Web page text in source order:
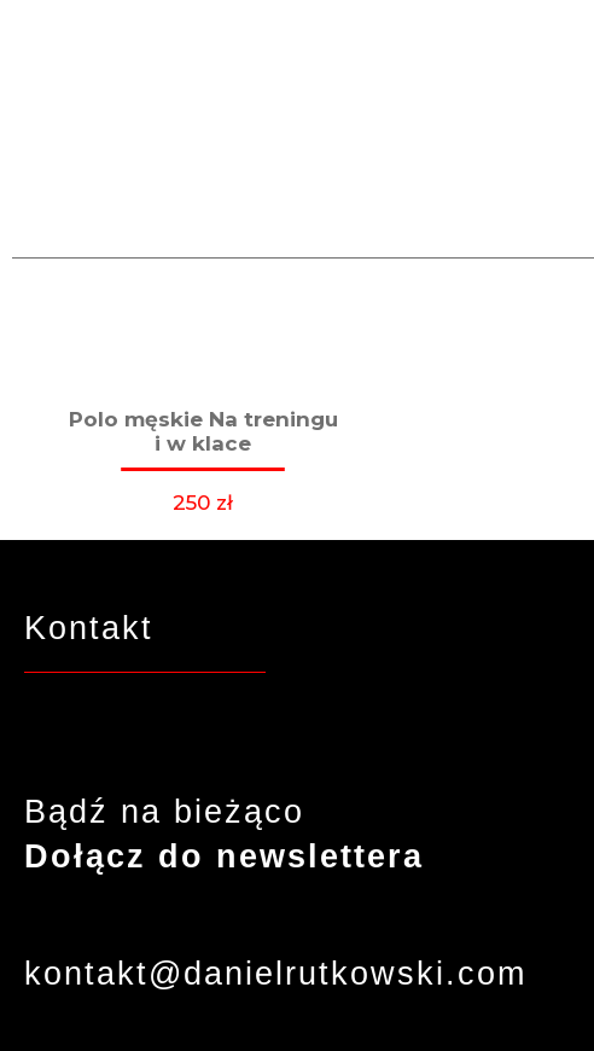
Polo męskie Na treningu
i w klace
250 zł
Kontakt
Bądź na bieżąco
Dołącz do newslettera
kontakt@daniel rutkowski.com